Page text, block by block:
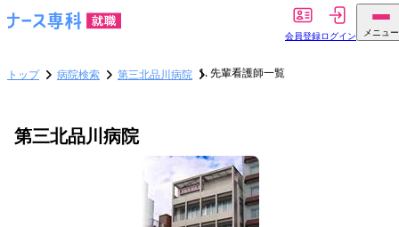
会員登録ログイン メニュー
トップ 病院検索 第三北品川病院 先輩看護師一覧
第三北品川病院